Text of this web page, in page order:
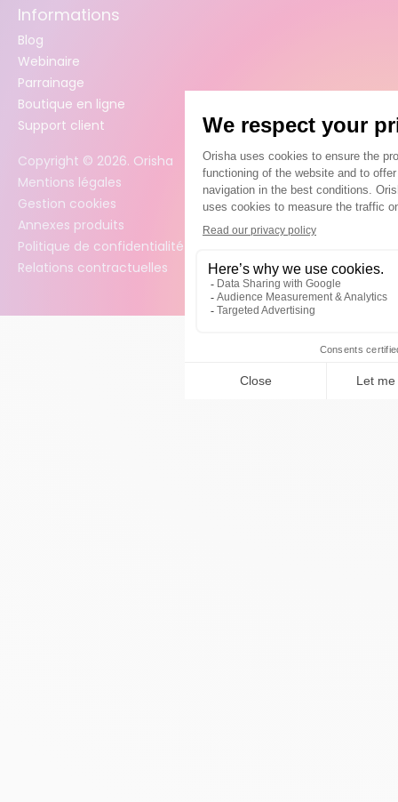
Informations
Blog
Webinaire
Parrainage
Boutique en ligne
Support client
Copyright © 2026. Orisha
Mentions légales
Gestion cookies
Annexes produits
Politique de confidentialité des données
Relations contractuelles